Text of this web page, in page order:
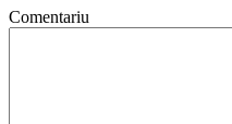
Comentariu